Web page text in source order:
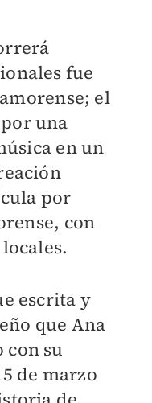
fue
el
una
en un
por
con
escrita y
que Ana
con su
de marzo